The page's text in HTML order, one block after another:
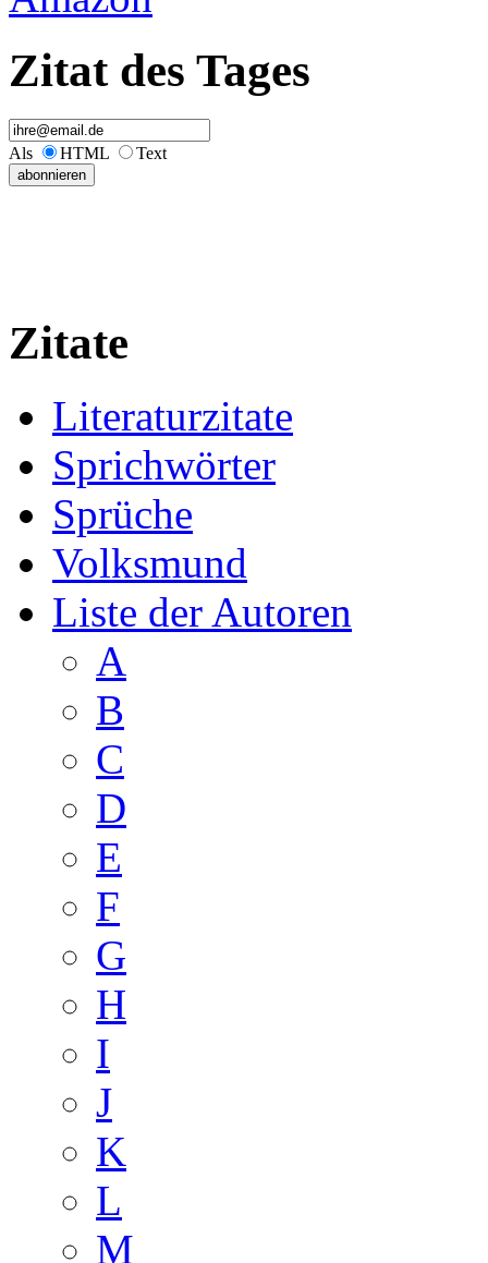
Zitat des Tages
Als HTML Text
Zitate
Literaturzitate
Sprichwörter
Sprüche
Volksmund
Liste der Autoren
A
B
C
D
E
F
G
H
I
J
K
L
M